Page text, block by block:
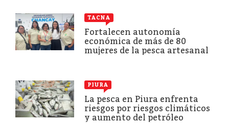
TACNA
Fortalecen autonomía
económica de más de 80
mujeres de la pesca artesanal
PIURA
La pesca en Piura enfrenta
riesgos por riesgos climáticos
y aumento del petróleo